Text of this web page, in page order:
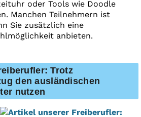
oder Tools wie Doodle
Manchen Teilnehmern ist
Sie zusätzlich eine
anbieten.
Trotz
den ausländischen
nutzen